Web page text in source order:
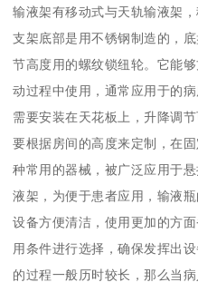
输液架有移动式与天轨输液架
支架底部是用不锈钢制造的，
节高度用的螺纹锁纽轮。它能
动过程中使用，通常应用于的
需要安装在天花板上，升降调
要根据房间的高度来定制，在
种常用的器械，被广泛应用于
液架，为便于患者应用，输液
设备方便清洁，使用更加的方
用条件进行选择，确保发挥出
的过程一般历时较长，那么当